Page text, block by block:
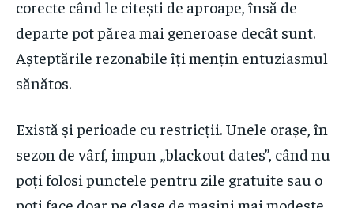
corecte când le citești de aproape, însă de
departe pot părea mai generoase decât sunt.
Așteptările rezonabile îți mențin entuziasmul
sănătos.
Există și perioade cu restricții. Unele orașe, în
sezon de vârf, impun „blackout dates”, când nu
poți folosi punctele pentru zile gratuite sau o